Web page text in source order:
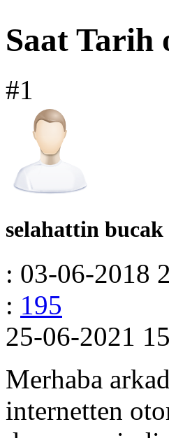
Saat Tarih
#1
selahattin bucak
: 03-06-2018
: 195
25-06-2021
Merhaba
internetten